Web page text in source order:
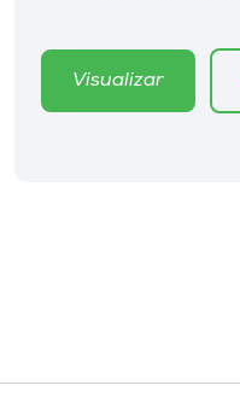
Unoesc
Store
Visualizar